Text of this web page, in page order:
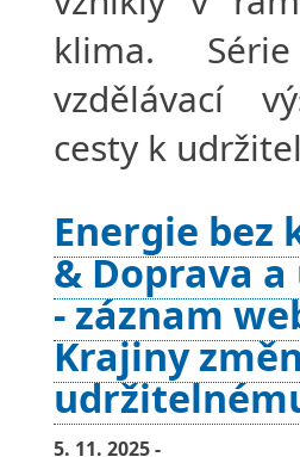
klima.
vzdělávací
cesty k
Energie bez
& Doprava
- záznam
Krajiny
5. 11. 2025 -